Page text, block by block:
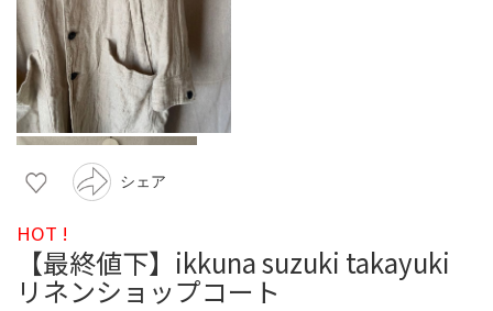
シェア
HOT !
【最終値下】ikkuna suzuki takayuki
リネンショップコート